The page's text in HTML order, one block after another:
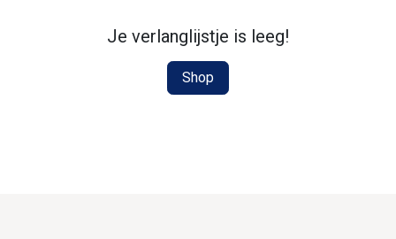
Je verlanglijstje is leeg!
Shop